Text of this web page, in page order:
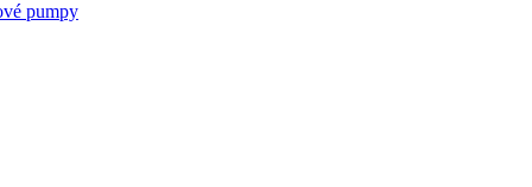
pumpy